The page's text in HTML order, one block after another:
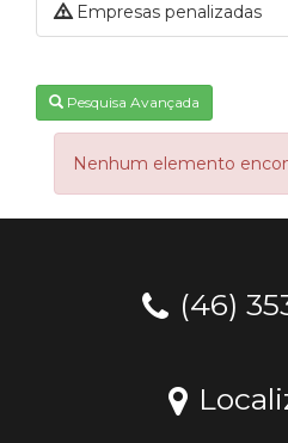
Empresas penalizadas
Pesquisa Avançada
Nenhum elemento
(46)